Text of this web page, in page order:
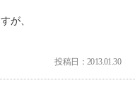
が、
投稿日：2013.01.30